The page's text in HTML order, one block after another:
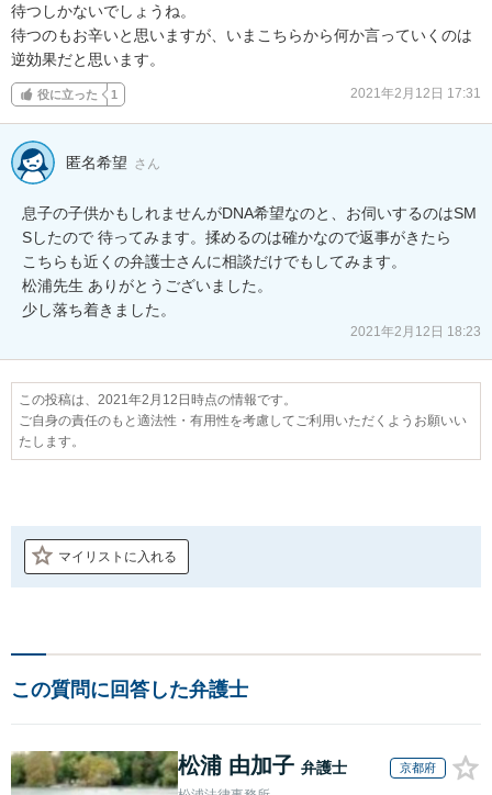
待つしかないでしょうね。
待つのもお辛いと思いますが、いまこちらから何か言っていくのは
逆効果だと思います。
役に立った 1 2021年2月12日 17:31
匿名希望 さん
息子の子供かもしれませんがDNA希望なのと、お伺いするのはSM
Sしたので 待ってみます。揉めるのは確かなので返事がきたら
こちらも近くの弁護士さんに相談だけでもしてみます。
松浦先生 ありがとうございました。
2021年2月12日 18:23
この投稿は、2021年2月12日時点の情報です。
ご自身の責任のもと適法性・有用性を考慮してご利用いただくようお願いい
たします。
マイリストに入れる
この質問に回答した弁護士
松浦 由加子 弁護士 京都府